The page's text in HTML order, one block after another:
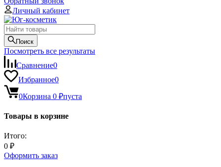
Личный кабинет
Поиск
Посмотреть все результаты
Сравнение0
Избранное0
0Корзина 0 ₽пуста
Товары в корзине
Итого:
0 ₽
Оформить заказ